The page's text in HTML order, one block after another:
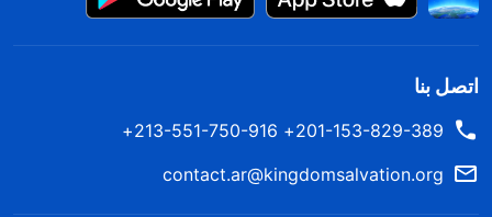
اتصل بنا
201-153-829-389+ 213-551-750-916+
contact.ar@kingdomsalvation.org